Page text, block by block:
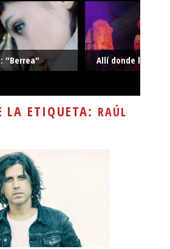
"Berrea" Allí donde la
LA ETIQUETA: RAÚL